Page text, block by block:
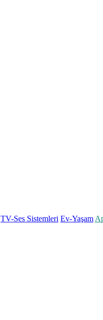
TV-Ses Sistemleri Ev-Yaşam